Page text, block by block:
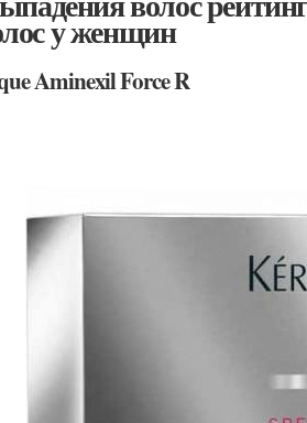
у женщин
Aminexil Force R